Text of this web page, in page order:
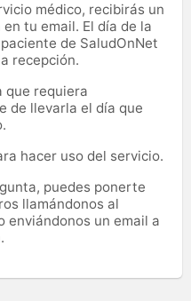
médico, recibirás un
tu email. El día de la
de SaludOnNet
recepción.
que requiera
de llevarla el día que
hacer uso del servicio.
puedes ponerte
llamándonos al
enviándonos un email a
.